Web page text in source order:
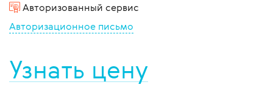
Авторизованный сервис
Авторизационное письмо
Узнать цену